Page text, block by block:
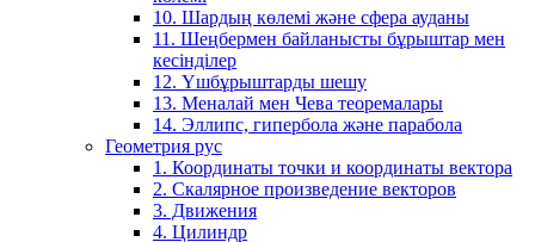
10. Шардың көлемі және сфера ауданы
11. Шеңбермен байланысты бұрыштар мен
кесінділер
12. Үшбұрыштарды шешу
13. Меналай мен Чева теоремалары
14. Эллипс, гипербола және парабола
Геометрия рус
1. Координаты точки и координаты вектора
2. Скалярное произведение векторов
3. Движения
4. Цилиндр